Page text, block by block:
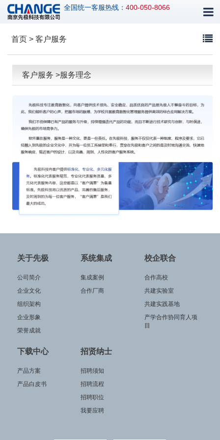
全国统一客服热线： 400-050-8066
首页 > 客户服务
客户服务 >服务理念
关于先极
公司简介
企业文化
组织架构
企业形象
荣誉成就
系统集成
集成案例
合作厂商
校企联合
合作高校
共建实验室
共建实践基地
产学合作协同育人项
目
下载中心
产品方案
产品白皮书
招贤纳士
招聘须知
招聘流程
招聘职位
我要应聘